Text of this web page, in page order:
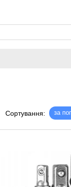
Сортування: за